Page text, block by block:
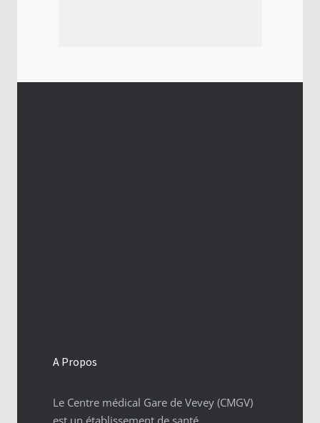
A Propos
Le Centre médical Gare de Vevey (CMGV)
est un établissement de santé